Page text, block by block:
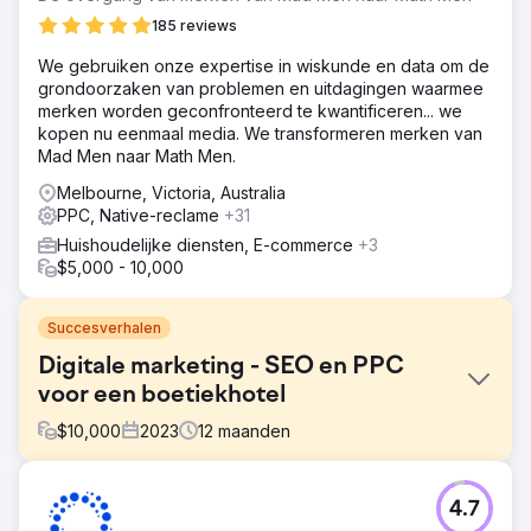
185 reviews
We gebruiken onze expertise in wiskunde en data om de
grondoorzaken van problemen en uitdagingen waarmee
merken worden geconfronteerd te kwantificeren... we
kopen nu eenmaal media. We transformeren merken van
Mad Men naar Math Men.
Melbourne, Victoria, Australia
PPC, Native-reclame +31
Huishoudelijke diensten, E-commerce +3
$5,000 - 10,000
Succesverhalen
Digitale marketing - SEO en PPC
voor een boetiekhotel
$10,000 2023 12 maanden
Uitdaging
Channers On Norfolk is een prachtig boutique
4.7